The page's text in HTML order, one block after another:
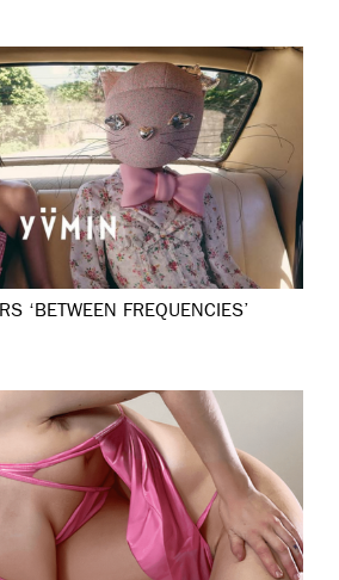
‘BETWEEN FREQUENCIES’